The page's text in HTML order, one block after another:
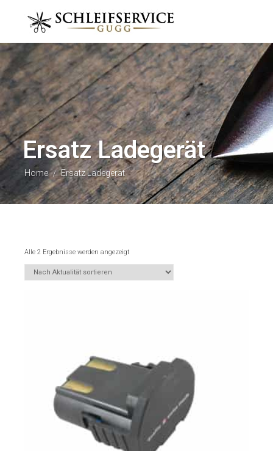
Ersatz Ladegerät
Home / Ersatz Ladegerät
Alle 2 Ergebnisse werden angezeigt